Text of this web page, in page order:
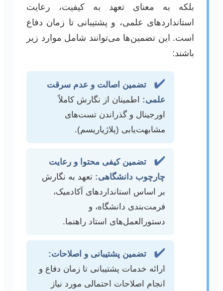
بلکه به معنای تعهد به کیفیت، رعایت
استانداردهای علمی، و پشتیبانی تا زمان دفاع
است. این تضمین‌ها می‌توانند شامل موارد زیر
باشند:
✔️
تضمین اصالت و عدم سرقت
علمی: اطمینان از نگارش کاملاً
اورجینال و گذراندن تست‌های
مشابهت‌یابی (پلاژیاریسم).
✔️
تضمین کیفی محتوا و رعایت
چارچوب دانشگاهی: تعهد به نگارش
بر اساس استانداردهای آکادمیک،
فرمت‌بندی دانشگاه، و
دستورالعمل‌های استاد راهنما.
✔️
تضمین پشتیبانی و اصلاحات:
ارائه خدمات پشتیبانی تا زمان دفاع و
انجام اصلاحات احتمالی مورد نیاز